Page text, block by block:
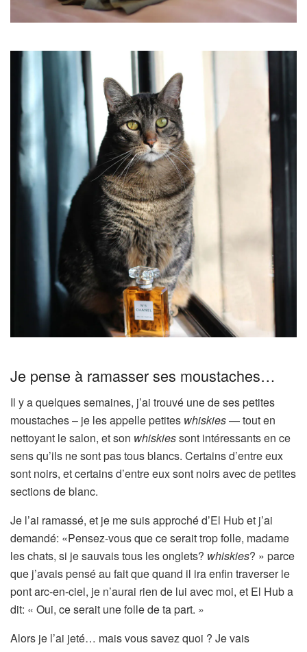
Je pense à ramasser ses moustaches…
Il y a quelques semaines, j’ai trouvé une de ses petites
moustaches – je les appelle petites whiskies— tout en
nettoyant le salon, et son whiskiessont intéressants en ce
sens qu’ils ne sont pas tous blancs. Certains d’entre eux
sont noirs, et certains d’entre eux sont noirs avec de petites
sections de blanc.
Je l’ai ramassé, et je me suis approché d’El Hub et j’ai
demandé: «Pensez-vous que ce serait trop folle, madame
les chats, si je sauvais tous les onglets? whiskies? » parce
que j’avais pensé au fait que quand il ira enfin traverser le
pont arc-en-ciel, je n’aurai rien de lui avec moi, et El Hub a
dit: « Oui, ce serait une folle de ta part. »
Alors je l’ai jeté… mais vous savez quoi ? Je vais